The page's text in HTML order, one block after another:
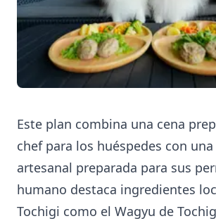
Este plan combina una cena
chef para los huéspedes con
artesanal preparada para sus
humano destaca ingredientes
Tochigi como el Wagyu de